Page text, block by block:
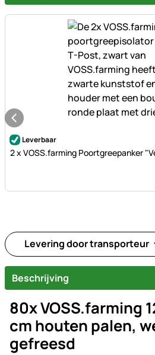
Nog geen beoordelingen
Leverbaar
2 x VOSS.farming Poortgreepanker
Levering door transporteur
Beschrijving
80x VOSS.farming
cm houten palen,
gefreesd